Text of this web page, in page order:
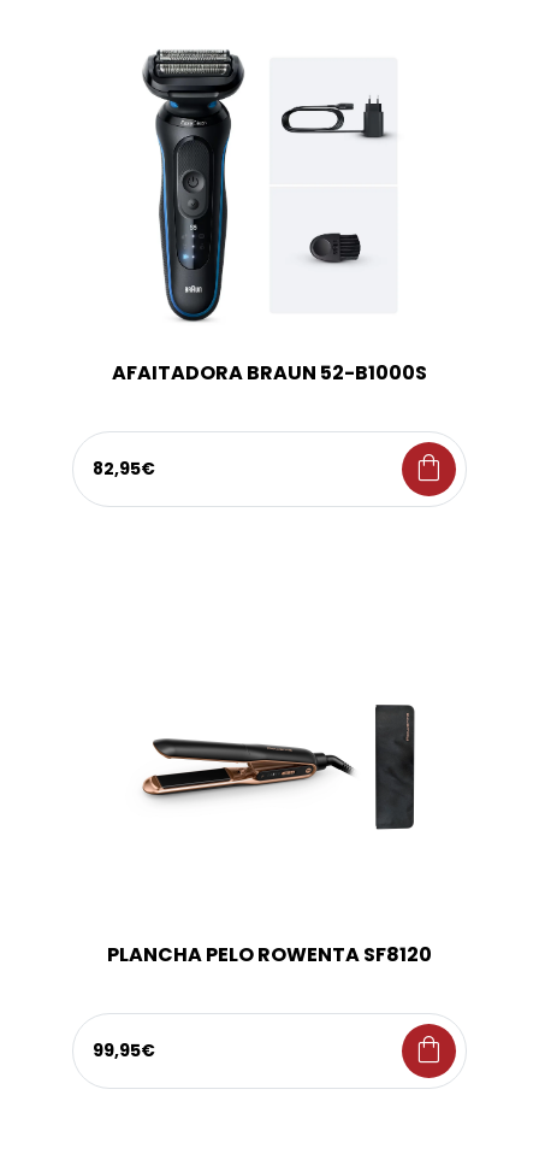
AFAITADORA BRAUN 52-B1000S
82,95€ shopping_bag
PLANCHA PELO ROWENTA SF8120
99,95€ shopping_bag